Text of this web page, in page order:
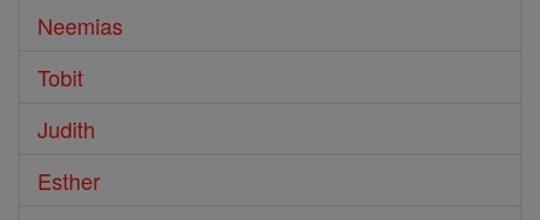
Neemias
Tobit
Judith
Esther